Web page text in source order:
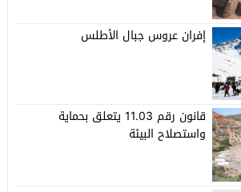
إفران عروس جبال الأطلس
قانون رقم 11.03 يتعلق بحماية
واستصلاح البيئة